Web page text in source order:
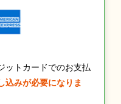
ットカードでのお支払
込みが必要になりま